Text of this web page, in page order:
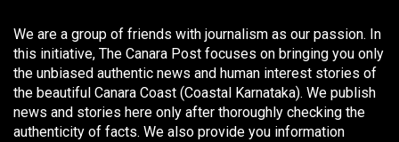
We are a group of friends with journalism as our passion. In
this initiative, The Canara Post focuses on bringing you only
the unbiased authentic news and human interest stories of
the beautiful Canara Coast (Coastal Karnataka). We publish
news and stories here only after thoroughly checking the
authenticity of facts. We also provide you information